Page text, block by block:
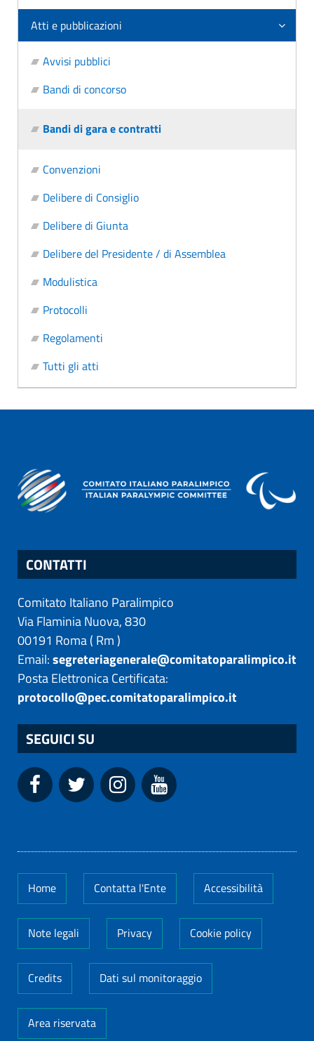
Atti e pubblicazioni
Avvisi pubblici
Bandi di concorso
Bandi di gara e contratti
Convenzioni
Delibere di Consiglio
Delibere di Giunta
Delibere del Presidente / di Assemblea
Modulistica
Protocolli
Regolamenti
Tutti gli atti
CONTATTI
Comitato Italiano Paralimpico
Via Flaminia Nuova, 830
00191 Roma( Rm)
Email:segreteriagenerale@comitatoparalimpico.it
Posta Elettronica Certificata:
protocollo@pec.comitatoparalimpico.it
SEGUICI SU
Home Contatta l'Ente Accessibilità
Note legali Privacy Cookie policy
Credits Dati sul monitoraggio
Area riservata